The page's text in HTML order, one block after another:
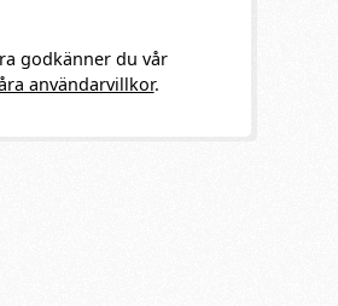
godkänner du vår
användarvillkor.